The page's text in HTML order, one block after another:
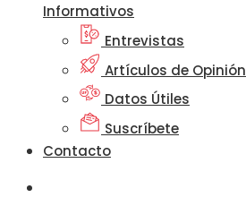
Informativos
Entrevistas
Artículos de Opinión
Datos Útiles
Suscríbete
Contacto